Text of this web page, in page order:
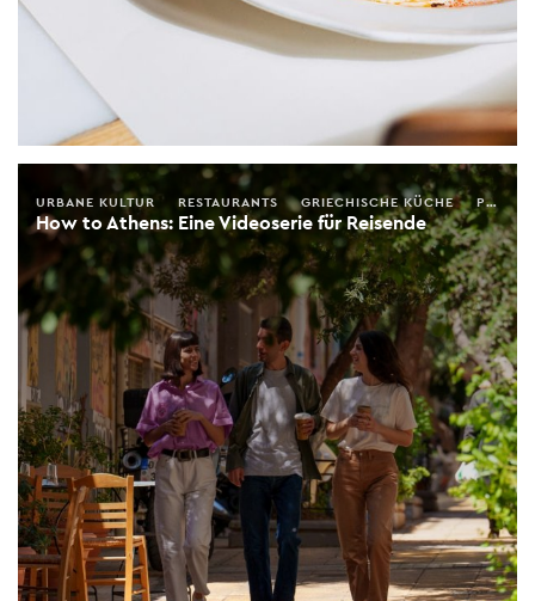
How to Athens: Eine Videoserie für Reisende
URBANE KULTUR RESTAURANTS GRIECHISCHE KÜCHE PREISWERTES ESSEN